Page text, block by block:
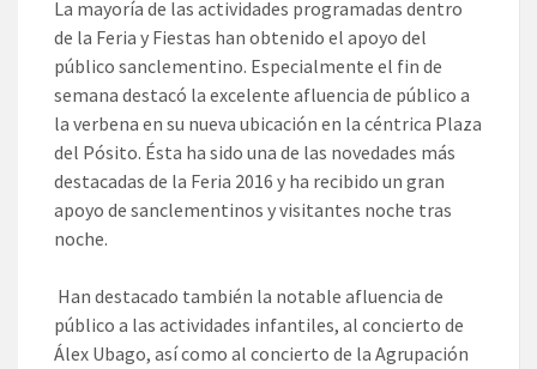
La mayoría de las actividades programadas dentro
de la Feria y Fiestas han obtenido el apoyo del
público sanclementino. Especialmente el fin de
semana destacó la excelente afluencia de público a
la verbena en su nueva ubicación en la céntrica Plaza
del Pósito. Ésta ha sido una de las novedades más
destacadas de la Feria 2016 y ha recibido un gran
apoyo de sanclementinos y visitantes noche tras
noche.
Han destacado también la notable afluencia de
público a las actividades infantiles, al concierto de
Álex Ubago, así como al concierto de la Agrupación